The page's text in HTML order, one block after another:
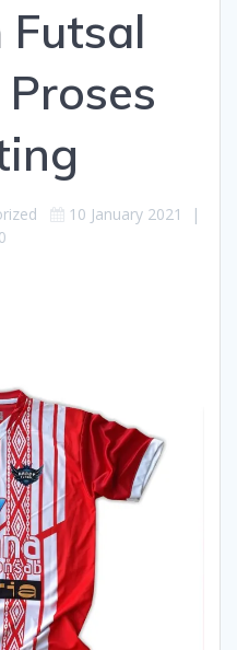
Futsal
10 January 2021
|
0